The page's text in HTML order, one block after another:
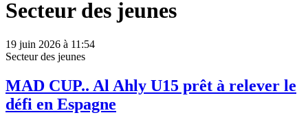
Secteur des jeunes
19 juin 2026 à 11:54
Secteur des jeunes
MAD CUP.. Al Ahly U15 prêt à relever le
défi en Espagne